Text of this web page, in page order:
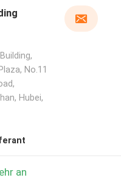
No.11
Hubei,
an